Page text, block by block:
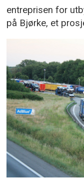
entreprisen for
på Bjørke, et